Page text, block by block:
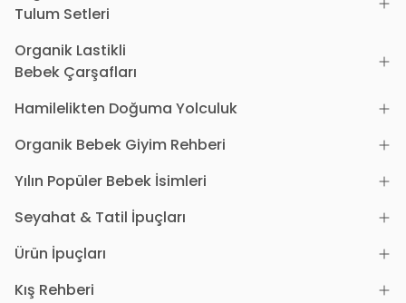
Tulum Setleri
Organik Lastikli
Bebek Çarşafları
Hamilelikten Doğuma Yolculuk
Organik Bebek Giyim Rehberi
Yılın Popüler Bebek İsimleri
Seyahat & Tatil İpuçları
Ürün İpuçları
Kış Rehberi